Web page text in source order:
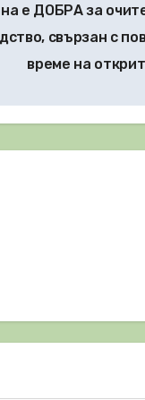
е ДОБРА за
свързан с
време на